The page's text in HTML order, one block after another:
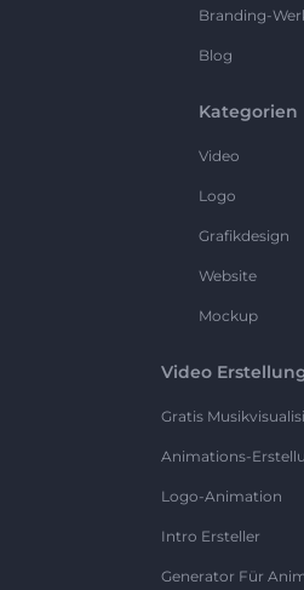
Branding-
Blog
Kategorien
Video
Logo
Grafikdesign
Website
Mockup
Video
Gratis
Animations-
Logo-Animation
Intro Ersteller
Generator Für